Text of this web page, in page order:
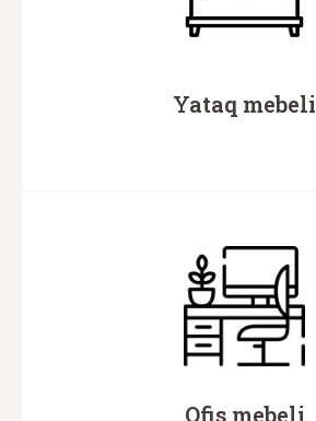
Yataq mebeli
Ofis mebeli